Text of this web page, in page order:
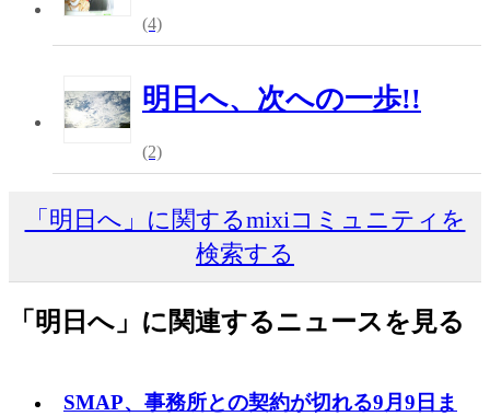
(4)
明日へ、次への一歩!!
(2)
「明日へ」に関するmixiコミュニティを
検索する
「明日へ」に関連するニュースを見る
SMAP、事務所との契約が切れる9月9日ま